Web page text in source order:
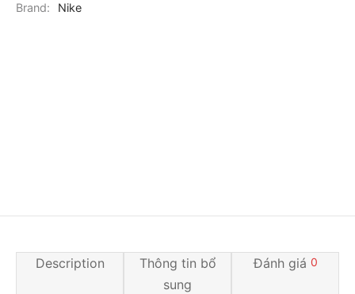
Brand:
Nike
Description
Thông tin bổ
sung
Đánh giá 0